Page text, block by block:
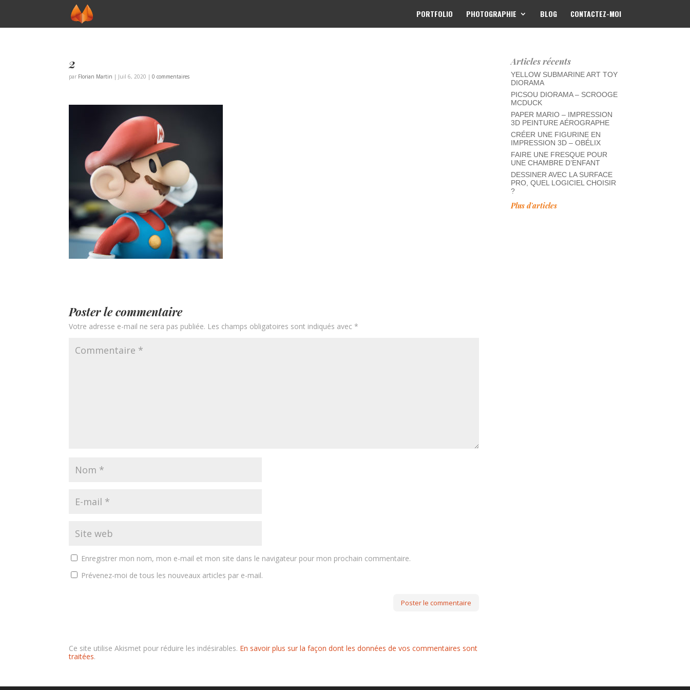
PORTFOLIO PHOTOGRAPHIE BLOG CONTACTEZ-MOI
2
par Florian Martin | Juil 6, 2020 |0 commentaires
Poster le commentaire
Votre adresse e-mail ne sera pas publiée. Les champs obligatoires sont indiqués avec*
Enregistrer mon nom, mon e-mail et mon site dans le navigateur pour mon prochain commentaire.
Prévenez-moi de tous les nouveaux articles par e-mail.
Ce site utilise Akismet pour réduire les indésirables. En savoir plus sur la façon dont les données de vos commentaires sont
traitées.
Articles récents
YELLOW SUBMARINE ART TOY
DIORAMA
PICSOU DIORAMA – SCROOGE
MCDUCK
PAPER MARIO – IMPRESSION
3D PEINTURE AÉROGRAPHE
CRÉER UNE FIGURINE EN
IMPRESSION 3D – OBÉLIX
FAIRE UNE FRESQUE POUR
UNE CHAMBRE D’ENFANT
DESSINER AVEC LA SURFACE
PRO, QUEL LOGICIEL CHOISIR
?
Plus d'articles